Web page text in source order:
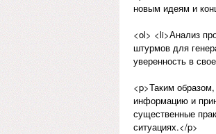
новым идеям и
<ol> <li>Анализ
штурмов для
уверенность в
<p>Таким
информацию и
существенные
ситуациях.</p>